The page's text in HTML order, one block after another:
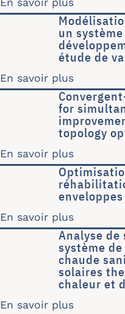
En savoir plus
un
étude de
En savoir plus
for
topology
En savoir plus
En savoir plus
Analyse
système
chaude
solaires
chaleur et
En savoir plus